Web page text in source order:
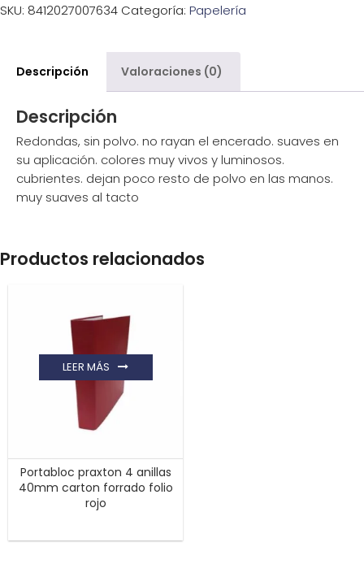
SKU: 8412027007634 Categoría: Papelería
Descripción Valoraciones (0)
Descripción
Redondas, sin polvo. no rayan el encerado. suaves en
su aplicación. colores muy vivos y luminosos.
cubrientes. dejan poco resto de polvo en las manos.
muy suaves al tacto
Productos relacionados
Portabloc praxton 4 anillas
40mm carton forrado folio
rojo
LEER MÁS